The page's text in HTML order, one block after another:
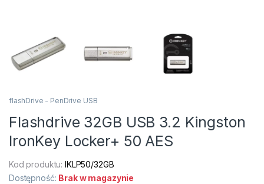
flashDrive - PenDrive USB
Flashdrive 32GB USB 3.2 Kingston
IronKey Locker+ 50 AES
Kod produktu:IKLP50/32GB
Dostępność: Brak w magazynie